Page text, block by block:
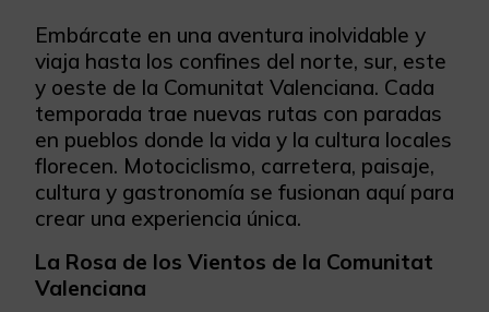
Embárcate en una aventura inolvidable y
viaja hasta los confines del norte, sur, este
y oeste de la Comunitat Valenciana. Cada
temporada trae nuevas rutas con paradas
en pueblos donde la vida y la cultura locales
florecen. Motociclismo, carretera, paisaje,
cultura y gastronomía se fusionan aquí para
crear una experiencia única.
La Rosa de los Vientos de la Comunitat
Valenciana